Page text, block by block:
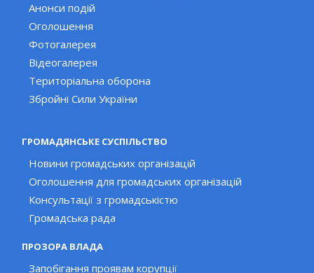
Анонси подій
Оголошення
Фотогалерея
Відеогалерея
Територіальна оборона
Збройні Сили України
ГРОМАДЯНСЬКЕ СУСПІЛЬСТВО
Новини громадських організацій
Оголошення для громадських організацій
Консультації з громадськістю
Громадська рада
ПРОЗОРА ВЛАДА
Запобігання проявам корупції